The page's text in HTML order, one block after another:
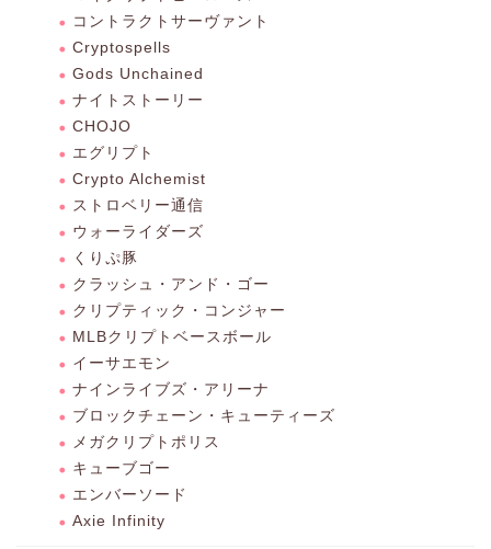
コントラクトサーヴァント
Cryptospells
Gods Unchained
ナイトストーリー
CHOJO
エグリプト
Crypto Alchemist
ストロベリー通信
ウォーライダーズ
くりぷ豚
クラッシュ・アンド・ゴー
クリプティック・コンジャー
MLBクリプトベースボール
イーサエモン
ナインライブズ・アリーナ
ブロックチェーン・キューティーズ
メガクリプトポリス
キューブゴー
エンバーソード
Axie Infinity